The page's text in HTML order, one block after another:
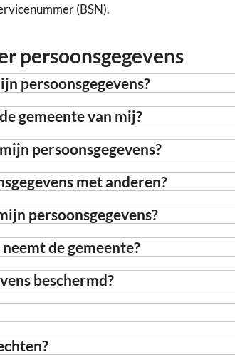
(BSN).
persoonsgegevens
persoonsgegevens?
gemeente van mij?
persoonsgegevens?
met anderen?
persoonsgegevens?
de gemeente?
beschermd?